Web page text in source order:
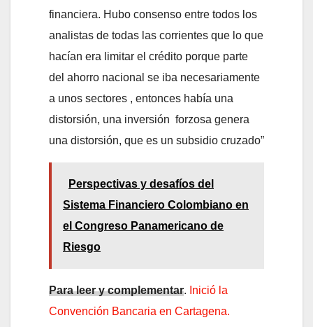
financiera. Hubo consenso entre todos los
analistas de todas las corrientes que lo que
hacían era limitar el crédito porque parte
del ahorro nacional se iba necesariamente
a unos sectores , entonces había una
distorsión, una inversión forzosa genera
una distorsión, que es un subsidio cruzado”
Perspectivas y desafíos del
Sistema Financiero Colombiano en
el Congreso Panamericano de
Riesgo
Para leer y complementar. Inició la
Convención Bancaria en Cartagena.